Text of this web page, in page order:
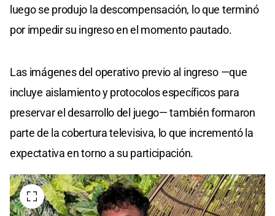
luego se produjo la descompensación, lo que terminó
por impedir su ingreso en el momento pautado.
Las imágenes del operativo previo al ingreso —que
incluye aislamiento y protocolos específicos para
preservar el desarrollo del juego— también formaron
parte de la cobertura televisiva, lo que incrementó la
expectativa en torno a su participación.